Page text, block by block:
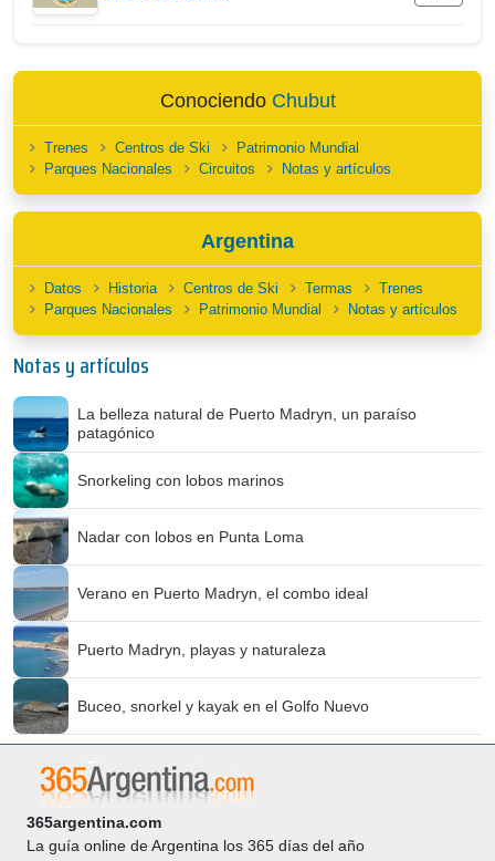
Conociendo Chubut
Trenes Centros de Ski
Patrimonio Mundial
Parques Nacionales
Circuitos Notas y artículos
Argentina
Datos Historia Centros de Ski Termas
Trenes
Parques Nacionales
Patrimonio Mundial Notas y artículos
Notas y artículos
La belleza natural de Puerto Madryn, un paraíso
patagónico
Snorkeling con lobos marinos
Nadar con lobos en Punta Loma
Verano en Puerto Madryn, el combo ideal
Puerto Madryn, playas y naturaleza
Buceo, snorkel y kayak en el Golfo Nuevo
365argentina.com
La guía online de Argentina los 365 días del año